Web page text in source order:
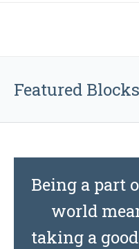
Featured Blocks
Being a part
world
taking a